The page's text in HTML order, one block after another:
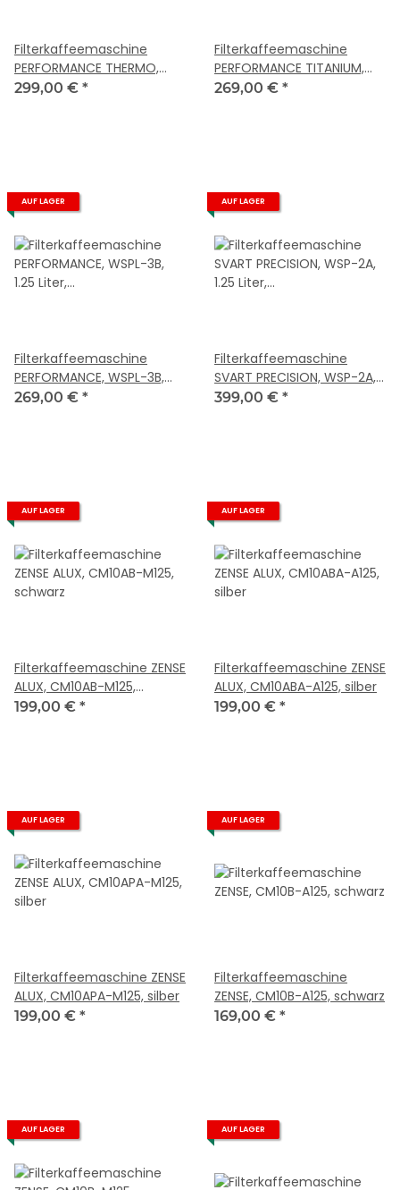
Filterkaffeemaschine
PERFORMANCE THERMO,
CM9B-125T, 1.25 Liter,
299,00 € *
Filterkaffeemaschine
PERFORMANCE TITANIUM,
CM7T-125, 1.25 Liter, titan
269,00 € *
AUF LAGER
Filterkaffeemaschine
PERFORMANCE, WSPL-3B,
1.25 Liter, schwarz
269,00 € *
AUF LAGER
Filterkaffeemaschine
SVART PRECISION, WSP-2A,
1.25 Liter, Aluminium
399,00 € *
AUF LAGER
Filterkaffeemaschine ZENSE
ALUX, CM10AB-M125,
schwarz
199,00 € *
AUF LAGER
Filterkaffeemaschine ZENSE
ALUX, CM10ABA-A125, silber
199,00 € *
AUF LAGER
Filterkaffeemaschine ZENSE
ALUX, CM10APA-M125, silber
199,00 € *
AUF LAGER
Filterkaffeemaschine
ZENSE, CM10B-A125, schwarz
169,00 € *
AUF LAGER AUF LAGER